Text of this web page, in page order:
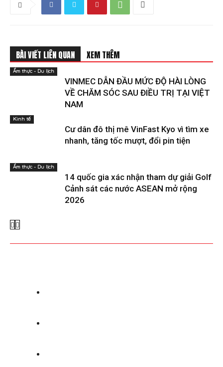
BÀI VIẾT LIÊN QUAN XEM THÊM
Ẩm thực - Du lịch
VINMEC DẪN ĐẦU MỨC ĐỘ HÀI LÒNG
VỀ CHĂM SÓC SAU ĐIỀU TRỊ TẠI VIỆT
NAM
Kinh tế
Cư dân đô thị mê VinFast Kyo vì tìm xe
nhanh, tăng tốc mượt, đổi pin tiện
Ẩm thực - Du lịch
14 quốc gia xác nhận tham dự giải Golf
Cảnh sát các nước ASEAN mở rộng
2026